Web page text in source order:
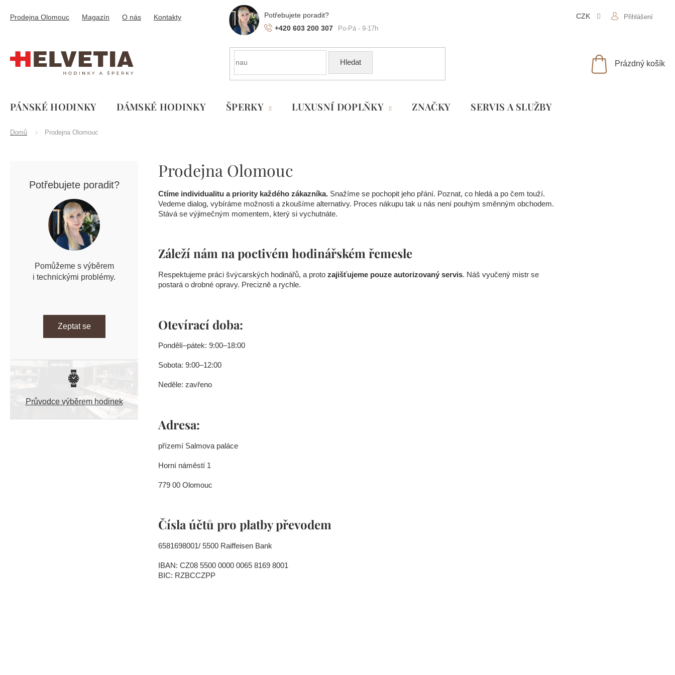
obsah
+420 603 200 307
Prodejna Olomouc Magazín O nás Kontakty CZK Přihlášení
Hledat
NÁKUPNÍ
Prázdný košík
PÁNSKÉ HODINKY DÁMSKÉ HODINKY ŠPERKY LUXUSNÍ DOPLŇKY ZNAČKY SLUŽBY
Domů Prodejna Olomouc
Potřebujete poradit?
Pomůžeme s výběrem
i technickými problémy.
Zeptat se
Průvodce výběrem hodinek
Prodejna Olomouc
Ctíme individualitu a priority každého zákazníka. Snažíme se pochopit jeho přání. Poznat, co hledá a po čem touží.
Vedeme dialog, vybíráme možnosti a zkoušíme alternativy. Proces nákupu tak u nás není pouhým směnným obchodem.
Stává se výjimečným momentem, který si vychutnáte.
Záleží nám na poctivém hodinářském řemesle
Respektujeme práci švýcarských hodinářů, a proto zajišťujeme pouze autorizovaný servis. Náš vyučený mistr se
postará o drobné opravy. Precizně a rychle.
Otevírací doba:
Pondělí–pátek: 9:00–18:00
Sobota: 9:00–12:00
Neděle: zavřeno
Adresa:
přízemí Salmova paláce
Horní náměstí 1
779 00 Olomouc
Čísla účtů pro platby převodem
6581698001/ 5500 Raiffeisen Bank
IBAN: CZ08 5500 0000 0065 8169 8001
BIC: RZBCCZPP